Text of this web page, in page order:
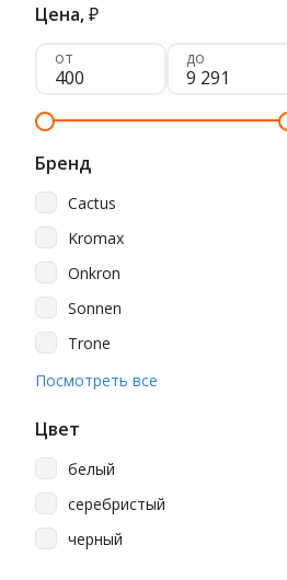
Цена,₽
от до
Бренд
Cactus
Kromax
Onkron
Sonnen
Trone
Рэмо
Посмотреть все
Цвет
белый
серебристый
черный